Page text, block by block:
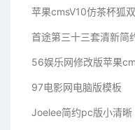
56娱乐网修改版苹果
97电影网电脑版模板
Joelee简约pc版小清晰